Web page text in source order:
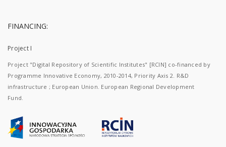
FINANCING:
Project I
Project "Digital Repository of Scientific Institutes" [RCIN] co-financed by
Programme Innovative Economy, 2010-2014, Priority Axis 2. R&D
infrastructure ; European Union. European Regional Development
Fund.